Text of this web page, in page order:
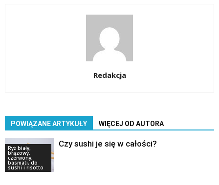
Redakcja
POWIĄZANE ARTYKUŁY WIĘCEJ OD AUTORA
Ryż biały,
brązowy,
czerwony,
basmati, do
sushi i risotto
Czy sushi je się w całości?